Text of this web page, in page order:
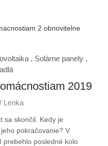
, Solárne panely ,
2019
/ Lenka
sa skončil. Kedy je
pokračovanie? V
prebehlo posledné kolo